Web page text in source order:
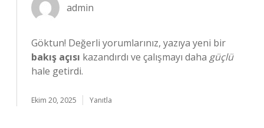
admin
Göktun! Değerli yorumlarınız, yazıya yeni bir
bakış açısı kazandırdı ve çalışmayı daha güçlü
hale getirdi.
Ekim 20, 2025 Yanıtla